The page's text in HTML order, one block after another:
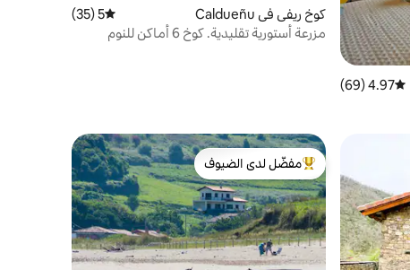
متوسط التقييم 4.97 من 5، 69 مراجعات
4.97 (69)
كوخ ريفي في Caldueñu متوسط التقييم 5 من 5، 35 مراجعات
5 (35)
مزرعة أستورية تقليدية. كوخ 6 أماكن للنوم
من أبرز البيوت المفضّلة لدى الضيوف
مفضّل لدى الضيوف